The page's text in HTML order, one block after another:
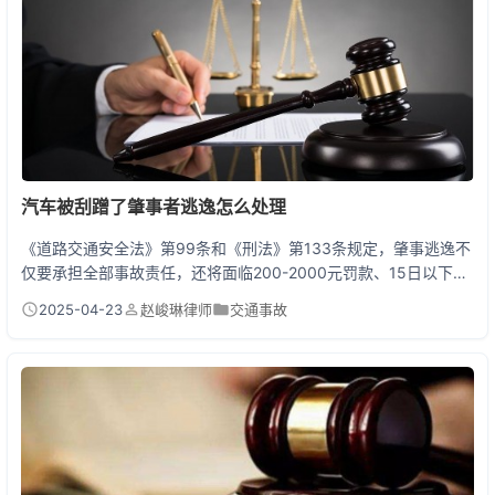
汽车被刮蹭了肇事者逃逸怎么处理
《道路交通安全法》第99条和《刑法》第133条规定，肇事逃逸不
仅要承担全部事故责任，还将面临200-2000元罚款、15日以下拘
罪，处3年以上7年以下有期徒刑。所以遇到被刮蹭后肇事者逃跑，
步曲 上周我朋友老张刚在商场停车场中招，左后车门被刮出30厘
米长划痕。他当时气得直跺脚，还好想起...
2025-04-23 赵峻琳律师 交通事故